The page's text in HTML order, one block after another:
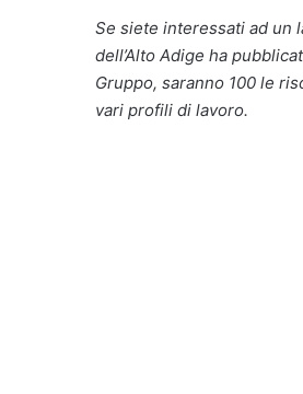
Se siete interessati ad un
dell’Alto Adige ha
Gruppo, saranno 100 le
vari profili di lavoro.